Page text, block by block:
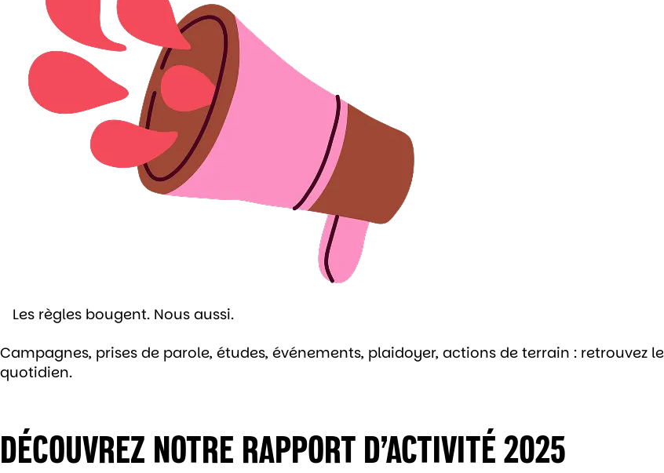
Les règles bougent. Nous aussi.
Campagnes, prises de parole, études, événements, plaidoyer, actions de terrain :
quotidien.
DÉCOUVREZ NOTRE RAPPORT D’ACTIVITÉ 2025